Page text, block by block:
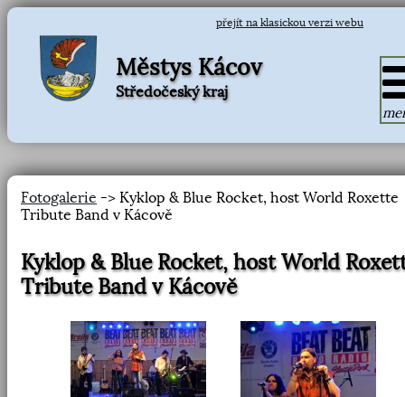
přejít na klasickou verzi webu
Městys Kácov
Středočeský kraj
Fotogalerie -> Kyklop & Blue Rocket, host World Roxette
Tribute Band v Kácově
Kyklop & Blue Rocket, host World
Tribute Band v Kácově